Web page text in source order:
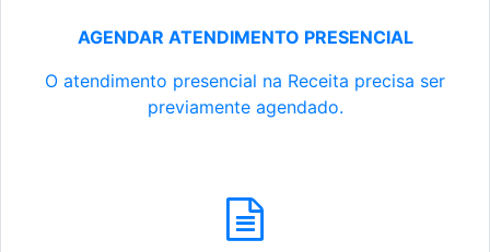
AGENDAR ATENDIMENTO PRESENCIAL
O atendimento presencial na Receita precisa ser
previamente agendado.